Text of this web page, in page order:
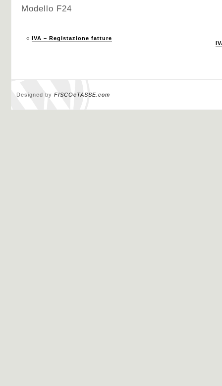
Modello F24
« IVA – Registazione fatture
Designed by FISCOeTASSE.com